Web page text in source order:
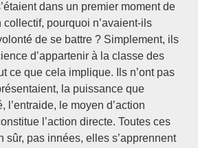
dans un premier moment de
pourquoi n’avaient-ils
de se battre ? Simplement, ils
d’appartenir à la classe des
ce que cela implique. Ils n’ont pas
la puissance que
l’entraide, le moyen d’action
l’action directe. Toutes ces
sûr, pas innées, elles s’apprennent